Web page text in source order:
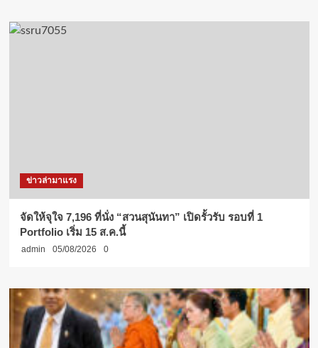
ข่าวล่ามาแรง
จัดให้จุใจ 7,196 ที่นั่ง “สวนสุนันทา” เปิดรั้วรับ รอบที่ 1
Portfolio เริ่ม 15 ส.ค.นี้
admin 05/08/2026 0